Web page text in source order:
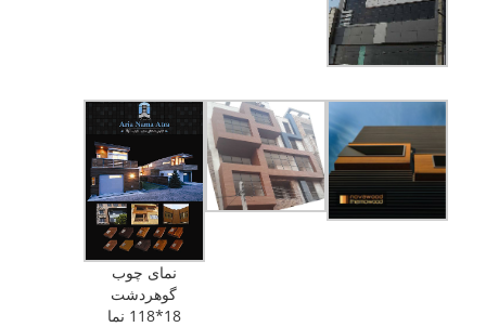
نمای چوب
گوهردشت
18*118 نما